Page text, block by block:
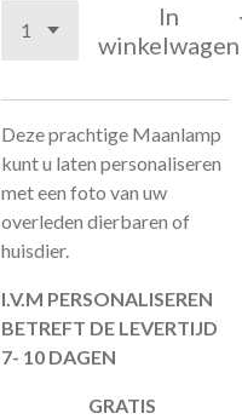
In
winkelwagen
Deze prachtige Maanlamp
kunt u laten personaliseren
met een foto van uw
overleden dierbaren of
huisdier.
I.V.M PERSONALISEREN
BETREFT DE LEVERTIJD
7- 10 DAGEN
GRATIS